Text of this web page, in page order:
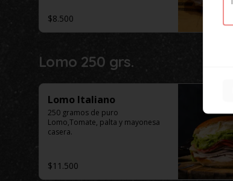
$8.500
Lomo 250 grs.
Lomo Italiano
250 gramos de puro
Lomo,Tomate, palta y mayonesa
casera.
$11.500